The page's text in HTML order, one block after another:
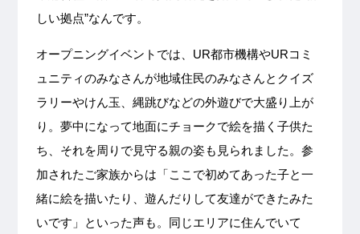
しい拠点”なんです。
オープニングイベントでは、UR都市機構やURコミ
ュニティのみなさんが地域住民のみなさんとクイズ
ラリーやけん玉、縄跳びなどの外遊びで大盛り上が
り。夢中になって地面にチョークで絵を描く子供た
ち、それを周りで見守る親の姿も見られました。参
加されたご家族からは「ここで初めてあった子と一
緒に絵を描いたり、遊んだりして友達ができたみた
いです」といった声も。同じエリアに住んでいて